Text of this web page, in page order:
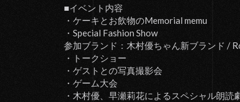
■イベント内容
・ケーキとお飲物のMemorial memu
・Special Fashion Show
参加ブランド：木村優ちゃん新ブランド /
・トークショー
・ゲストとの写真撮影会
・ゲーム大会
・木村優、早瀬莉花によるスペシャル朗読